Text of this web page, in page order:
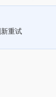
重试